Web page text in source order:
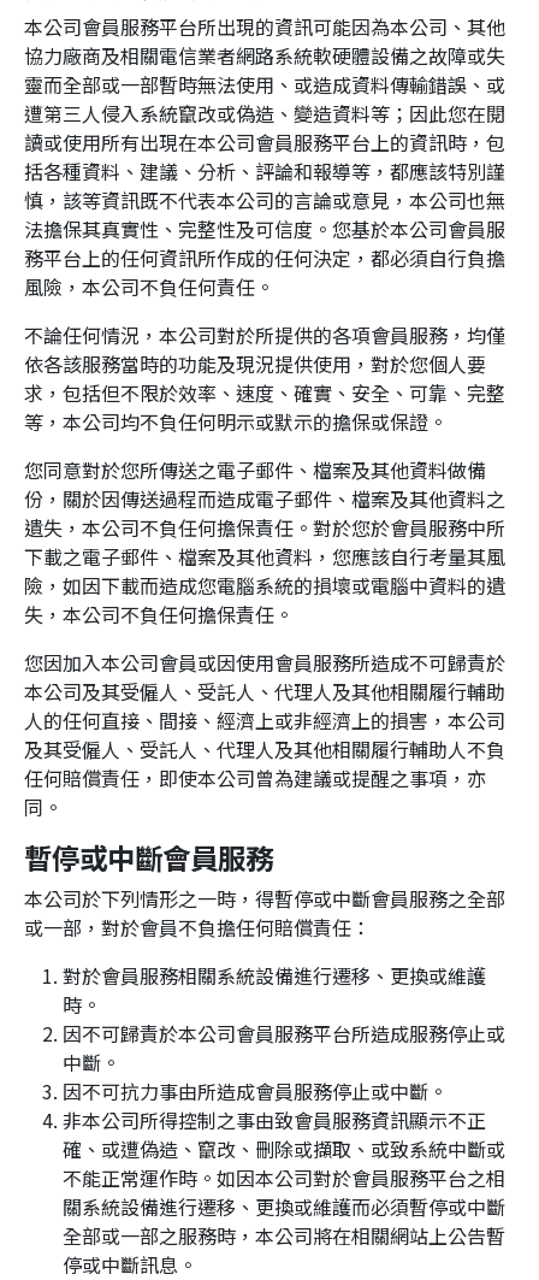
本公司會員服務平台所出現的資訊可能因為本公司、其他
協力廠商及相關電信業者網路系統軟硬體設備之故障或失
靈而全部或一部暫時無法使用、或造成資料傳輸錯誤、或
遭第三人侵入系統竄改或偽造、變造資料等；因此您在閱
讀或使用所有出現在本公司會員服務平台上的資訊時，包
括各種資料、建議、分析、評論和報導等，都應該特別謹
慎，該等資訊既不代表本公司的言論或意見，本公司也無
法擔保其真實性、完整性及可信度。您基於本公司會員服
務平台上的任何資訊所作成的任何決定，都必須自行負擔
風險，本公司不負任何責任。
不論任何情況，本公司對於所提供的各項會員服務，均僅
依各該服務當時的功能及現況提供使用，對於您個人要
求，包括但不限於效率、速度、確實、安全、可靠、完整
等，本公司均不負任何明示或默示的擔保或保證。
您同意對於您所傳送之電子郵件、檔案及其他資料做備
份，關於因傳送過程而造成電子郵件、檔案及其他資料之
遺失，本公司不負任何擔保責任。對於您於會員服務中所
下載之電子郵件、檔案及其他資料，您應該自行考量其風
險，如因下載而造成您電腦系統的損壞或電腦中資料的遺
失，本公司不負任何擔保責任。
您因加入本公司會員或因使用會員服務所造成不可歸責於
本公司及其受僱人、受託人、代理人及其他相關履行輔助
人的任何直接、間接、經濟上或非經濟上的損害，本公司
及其受僱人、受託人、代理人及其他相關履行輔助人不負
任何賠償責任，即使本公司曾為建議或提醒之事項，亦
同。
暫停或中斷會員服務
本公司於下列情形之一時，得暫停或中斷會員服務之全部
或一部，對於會員不負擔任何賠償責任：
對於會員服務相關系統設備進行遷移、更換或維護
時。
因不可歸責於本公司會員服務平台所造成服務停止或
中斷。
因不可抗力事由所造成會員服務停止或中斷。
非本公司所得控制之事由致會員服務資訊顯示不正
確、或遭偽造、竄改、刪除或擷取、或致系統中斷或
不能正常運作時。如因本公司對於會員服務平台之相
關系統設備進行遷移、更換或維護而必須暫停或中斷
全部或一部之服務時，本公司將在相關網站上公告暫
停或中斷訊息。